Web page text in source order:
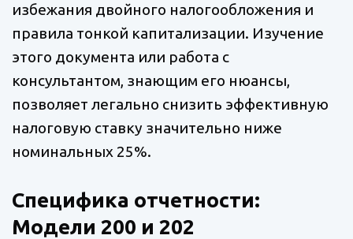
избежания двойного налогообложения и
правила тонкой капитализации. Изучение
этого документа или работа с
консультантом, знающим его нюансы,
позволяет легально снизить эффективную
налоговую ставку значительно ниже
номинальных 25%.
Специфика отчетности:
Модели 200 и 202